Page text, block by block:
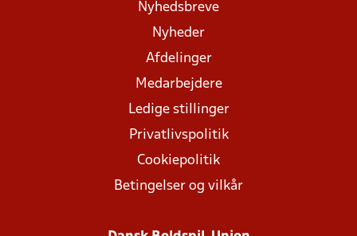
Nyhedsbreve
Nyheder
Afdelinger
Medarbejdere
Ledige stillinger
Privatlivspolitik
Cookiepolitik
Betingelser og vilkår